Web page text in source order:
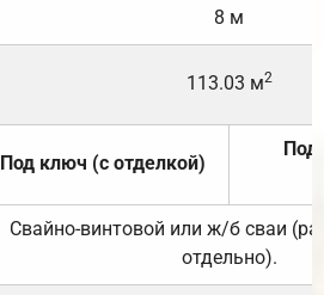
8 м
113.03 м2
Под ключ (с отделкой)
Под
Свайно-винтовой или ж/б сваи
отдельно).